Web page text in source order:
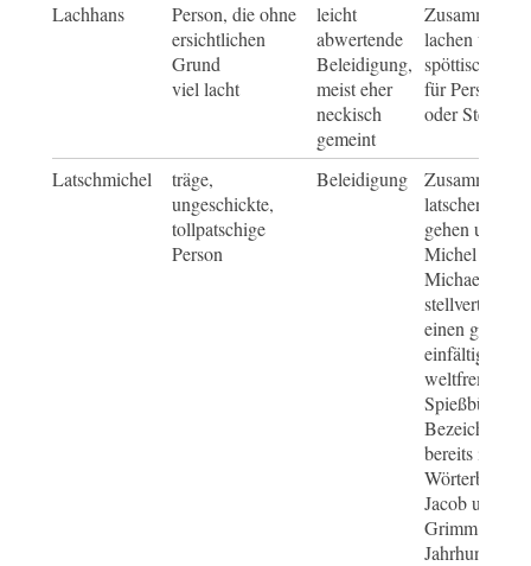
Lachhans
Person, die ohne
ersichtlichen
Grund
viel lacht
leicht
abwertende
Beleidigung,
meist eher
neckisch
gemeint
lachen und
spöttischer
für
oder
Latschmichel
träge,
ungeschickte,
tollpatschige
Person
Beleidigung
latschen =
gehen und
Michel =
Michael,
einen
einfältigen
weltfremden
Spießbürger,
Bezeichnung
bereits im
Wörterbuch“
Jacob und
Grimm aus
Jahrhundert